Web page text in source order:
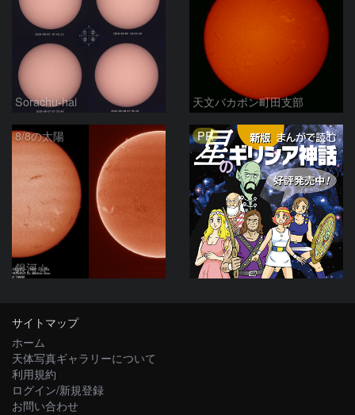
Sorachu-hai 天文バカボン町田支部
8/8の太陽
銀河☆
PR
サイトマップ
ホーム
天体写真ギャラリーについて
利用規約
ログイン/新規登録
お問い合わせ